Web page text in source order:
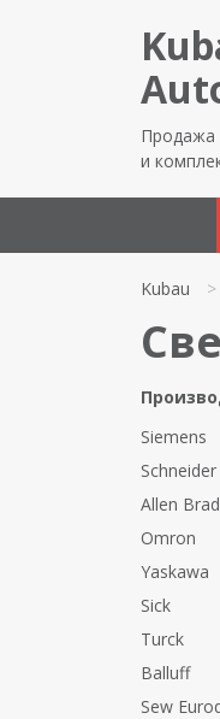
Продажа
и
Kubau >
Siemens
Allen
Omron
Yaskawa
Sick
Turck
Balluff
Sew